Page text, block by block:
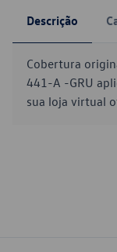
Descrição
Cobertura
441-A -GRU
sua loja virtual